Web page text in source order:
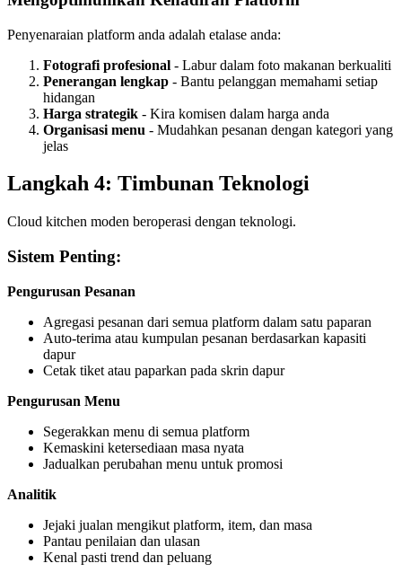
Penyenaraian platform anda adalah etalase anda:
Fotografi profesional - Labur dalam foto makanan berkualiti
Penerangan lengkap - Bantu pelanggan memahami setiap
hidangan
Harga strategik - Kira komisen dalam harga anda
Organisasi menu - Mudahkan pesanan dengan kategori yang
jelas
Langkah 4: Timbunan Teknologi
Cloud kitchen moden beroperasi dengan teknologi.
Sistem Penting:
Pengurusan Pesanan
Agregasi pesanan dari semua platform dalam satu paparan
Auto-terima atau kumpulan pesanan berdasarkan kapasiti
dapur
Cetak tiket atau paparkan pada skrin dapur
Pengurusan Menu
Segerakkan menu di semua platform
Kemaskini ketersediaan masa nyata
Jadualkan perubahan menu untuk promosi
Analitik
Jejaki jualan mengikut platform, item, dan masa
Pantau penilaian dan ulasan
Kenal pasti trend dan peluang